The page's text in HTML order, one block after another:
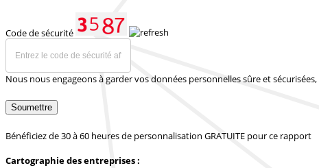
Code de sécurité
Nous nous engageons à garder vos données personnelles sûre et sécurisées,
Soumettre
Bénéficiez de 30 à 60 heures de personnalisation GRATUITE pour ce rapport
Cartographie des entreprises :